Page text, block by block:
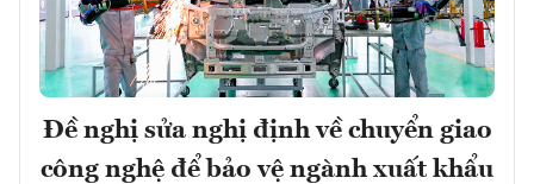
Đề nghị sửa nghị định về chuyển giao
công nghệ để bảo vệ ngành xuất khẩu